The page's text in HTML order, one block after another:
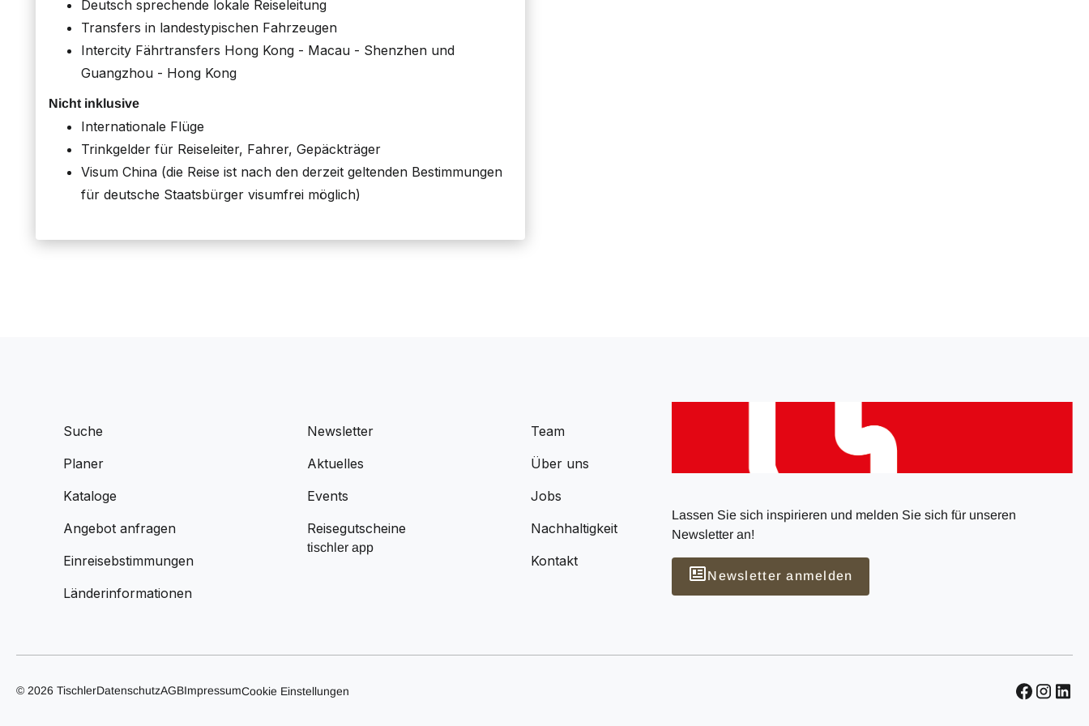
Deutsch sprechende lokale Reiseleitung
Transfers in landestypischen Fahrzeugen
Intercity Fährtransfers Hong Kong - Macau - Shenzhen und
Guangzhou - Hong Kong
Nicht inklusive
Internationale Flüge
Trinkgelder für Reiseleiter, Fahrer, Gepäckträger
Visum China (die Reise ist nach den derzeit geltenden Bestimmungen
für deutsche Staatsbürger visumfrei möglich)
Suche
Planer
Kataloge
Angebot anfragen
Einreisebstimmungen
Länderinformationen
Newsletter
Aktuelles
Events
Reisegutscheine
tischler app
Team
Über uns
Jobs
Nachhaltigkeit
Kontakt
Lassen Sie sich inspirieren und melden Sie sich für unseren
Newsletter an!
Newsletter anmelden
© 2026 TischlerDatenschutzAGBImpressumCookie Einstellungen